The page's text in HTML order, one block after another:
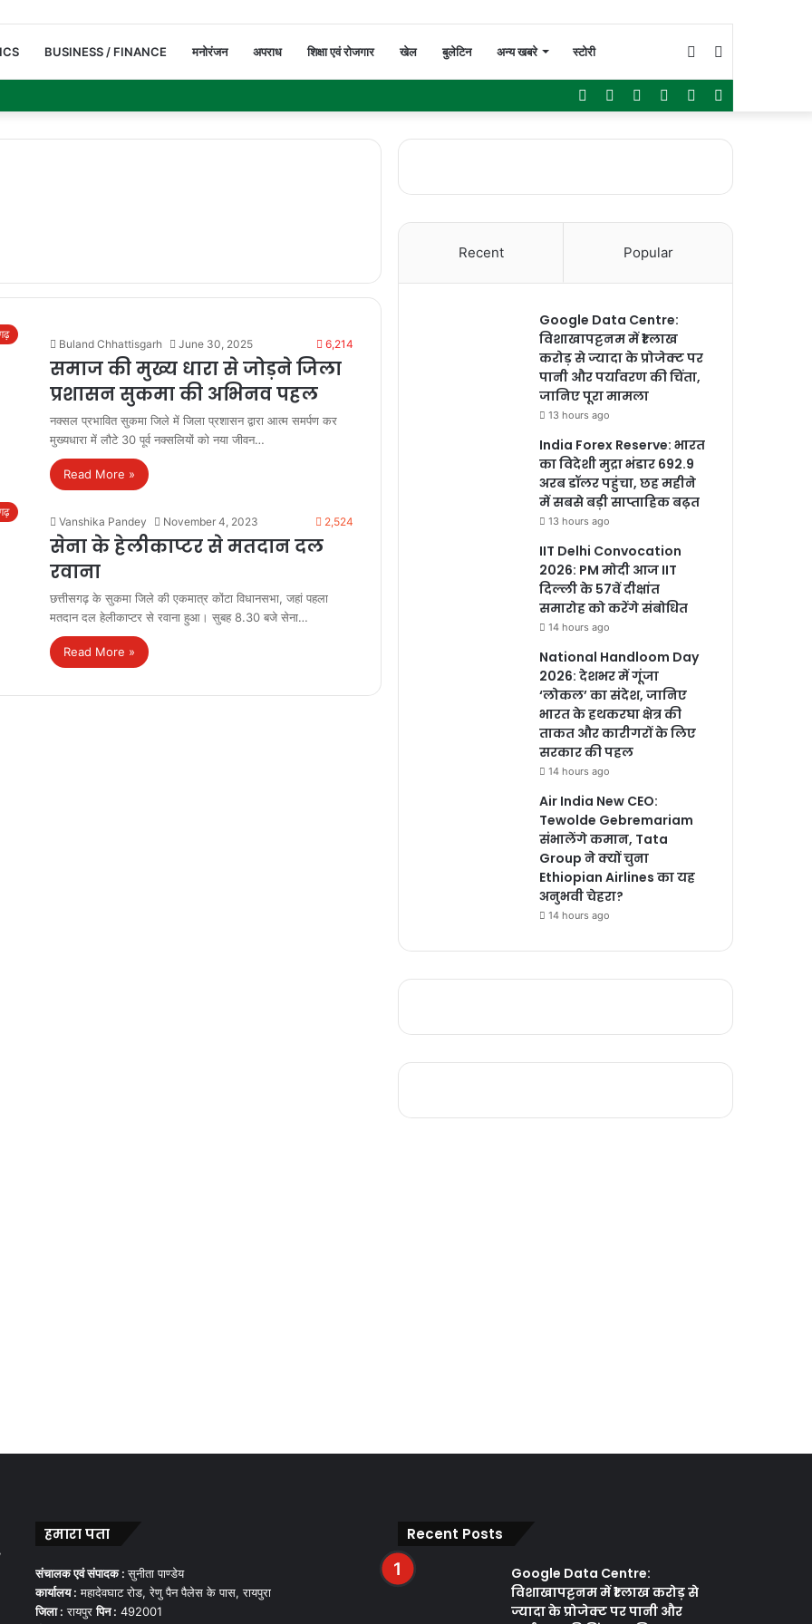
BUSINESS / FINANCE मनोरंजन अपराध शिक्षा एवं रोजगार खेल बुलेटिन अन्य खबरे स्टोरी Switch
skin
WhatsApp
Instagram
YouTube
Twitter
Facebook
Buland Chhattisgarh June 30, 2025 6,214
समाज की मुख्य धारा से जोड़ने जिला
प्रशासन सुकमा की अभिनव पहल
नक्सल प्रभावित सुकमा जिले में जिला प्रशासन द्वारा आत्म समर्पण कर
मुख्यधारा में लौटे 30 पूर्व नक्सलियों को नया जीवन…
Read More »
Vanshika Pandey November 4, 2023 2,524
सेना के हेलीकाप्टर से मतदान दल
रवाना
छत्तीसगढ़ के सुकमा जिले की एकमात्र कोंटा विधानसभा, जहां पहला
मतदान दल हेलीकाप्‍टर से रवाना हुआ। सुबह 8.30 बजे सेना…
Read More »
Recent Popular
Google Data Centre:
विशाखापट्टनम में ₹1 लाख
करोड़ से ज्यादा के प्रोजेक्ट पर
पानी और पर्यावरण की चिंता,
जानिए पूरा मामला
13 hours ago
India Forex Reserve: भारत
का विदेशी मुद्रा भंडार 692.9
अरब डॉलर पहुंचा, छह महीने
में सबसे बड़ी साप्ताहिक बढ़त
13 hours ago
IIT Delhi Convocation
2026: PM मोदी आज IIT
दिल्ली के 57वें दीक्षांत
समारोह को करेंगे संबोधित
14 hours ago
National Handloom Day
2026: देशभर में गूंजा
‘लोकल’ का संदेश, जानिए
भारत के हथकरघा क्षेत्र की
ताकत और कारीगरों के लिए
सरकार की पहल
14 hours ago
Air India New CEO:
Tewolde Gebremariam
संभालेंगे कमान, Tata
Group ने क्यों चुना
Ethiopian Airlines का यह
अनुभवी चेहरा?
14 hours ago
हमारा पता
संचालक एवं संपादक :सुनीता पाण्डेय
कार्यालय : महादेवघाट रोड, रेणु पैन पैलेस के पास, रायपुरा
जिला : रायपुरपिन : 492001
Recent Posts
Google Data Centre:
विशाखापट्टनम में ₹1 लाख करोड़ से
ज्यादा के प्रोजेक्ट पर पानी और